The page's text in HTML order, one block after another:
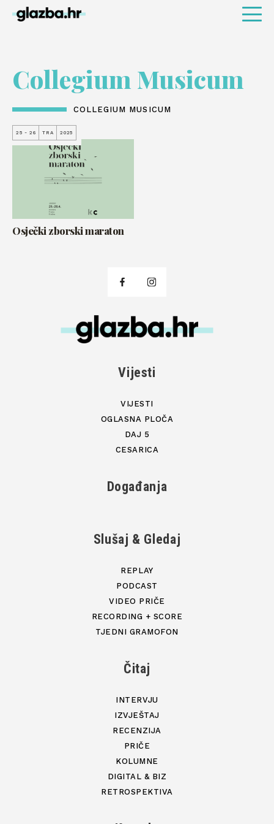
Collegium Musicum
COLLEGIUM MUSICUM
25 - 26 TRA 2025
Osječki zborski maraton
Vijesti
VIJESTI
OGLASNA PLOČA
DAJ 5
CESARICA
Događanja
Slušaj & Gledaj
REPLAY
PODCAST
VIDEO PRIČE
RECORDING + SCORE
TJEDNI GRAMOFON
Čitaj
INTERVJU
IZVJEŠTAJ
RECENZIJA
PRIČE
KOLUMNE
DIGITAL & BIZ
RETROSPEKTIVA